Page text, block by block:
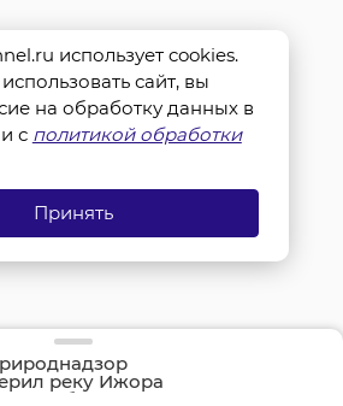
реку Ижора
жалоб жителей
использует cookies.
сайт, вы
на обработку данных в
с политикой обработки
Принять